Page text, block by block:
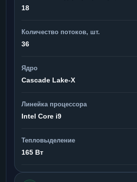
18
Количество потоков, шт.
36
Ядро
Cascade Lake-X
Линейка процессора
Intel Core i9
Тепловыделение
165 Вт